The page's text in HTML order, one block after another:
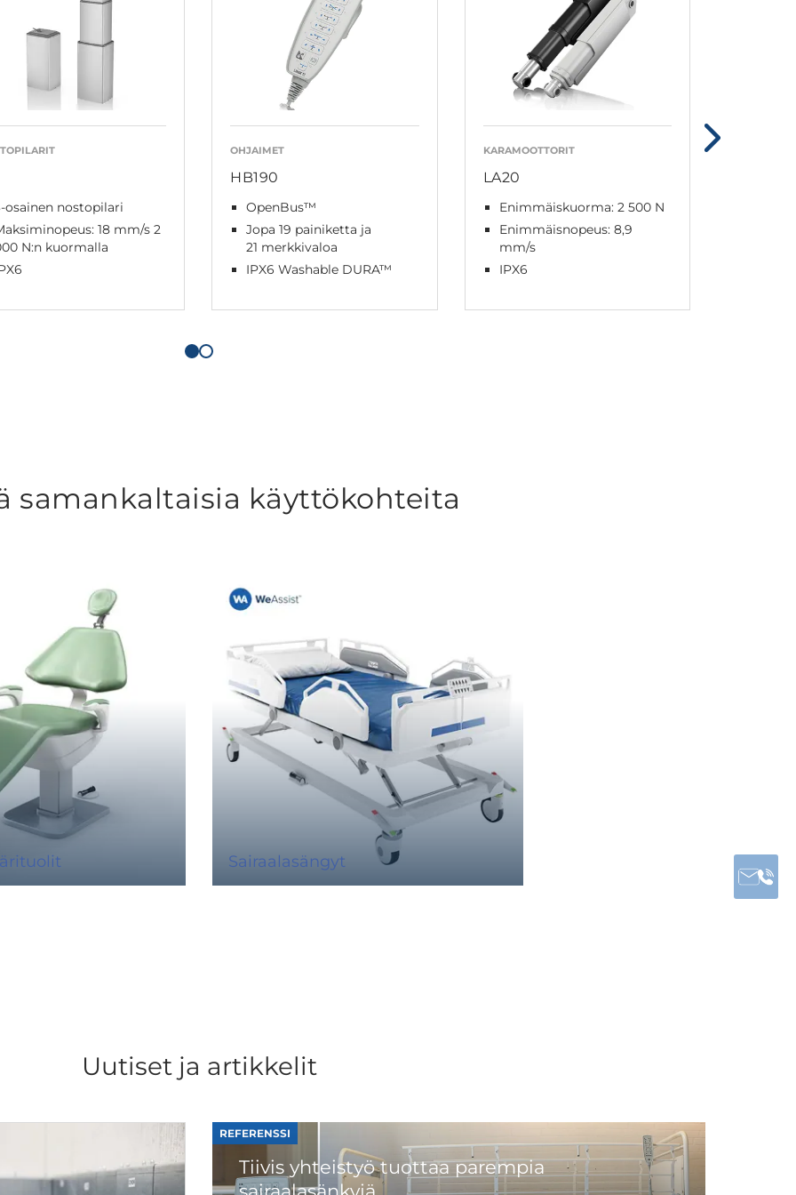
osainen nostopilari
18 mm/s 2
N:n kuormalla
OHJAIMET
HB190
OpenBus™
Jopa 19 painiketta ja
21 merkkivaloa
IPX6 Washable DURA™
KARAMOOTTORIT
LA20
Enimmäiskuorma: 2 500 N
Enimmäisnopeus: 8,9
mm/s
IPX6
samankaltaisia käyttökohteita
Sairaalasängyt
Uutiset ja artikkelit
REFERENSSI
Tiivis yhteistyö tuottaa parempia